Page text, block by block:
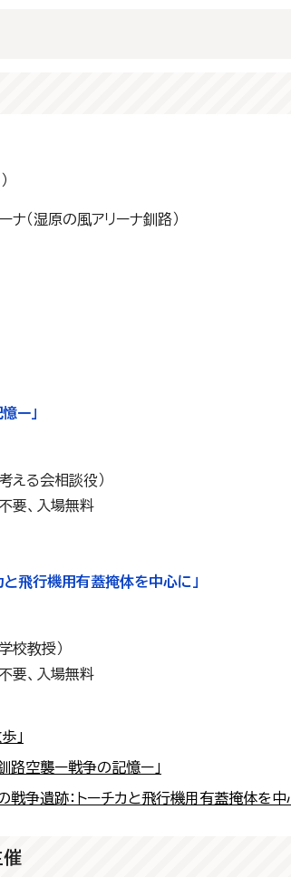
ナ（湿原の風アリーナ釧路）
ー」
える会相談役）
要、入場無料
と飛行機用有蓋掩体を中心に」
校教授）
要、入場無料
」
路空襲ー戦争の記憶ー」
戦争遺跡：トーチカと飛行機用有蓋掩体を中
催